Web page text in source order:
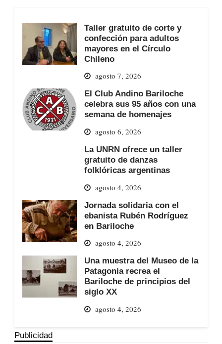
Taller gratuito de corte y
confección para adultos
mayores en el Círculo
Chileno
agosto 7, 2026
El Club Andino Bariloche
celebra sus 95 años con una
semana de homenajes
agosto 6, 2026
La UNRN ofrece un taller
gratuito de danzas
folklóricas argentinas
agosto 4, 2026
Jornada solidaria con el
ebanista Rubén Rodríguez
en Bariloche
agosto 4, 2026
Una muestra del Museo de la
Patagonia recrea el
Bariloche de principios del
siglo XX
agosto 4, 2026
Publicidad